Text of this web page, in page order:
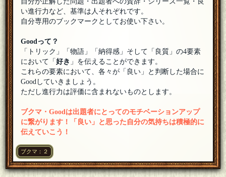
たらい
参加します [18年06月13日 23:08]
オリオン
参加します。 [18年06月13日 23:07]
水平太郎☆
参加します[18年06月13日 23:07]
御種
あか猫
参加しますーん
イナーシャ
皆さん歓迎します、宜しくお願いします。
23:05]
い進行力など、基準は人それぞれです。
自分専用のブックマークとしてお使い下さい。
Goodって？
「トリック」「物語」「納得感」そして「良質」の4要素
において「好き 」を伝えることができます。
これらの要素において、各々が「良い」と判断した場合に
Goodしていきましょう。
ただし進行力は評価に含まれないものとします。
ブクマ・Goodは出題者にとってのモチベーションアップ
に繋がります！「良い」と思った自分の気持ちは積極的に
伝えていこう！
ブクマ：２